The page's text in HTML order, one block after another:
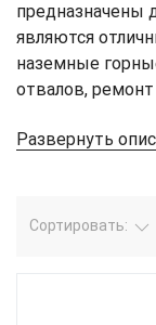
предназначены
являются
наземные
отвалов,
между
Развернуть
Сортировать: